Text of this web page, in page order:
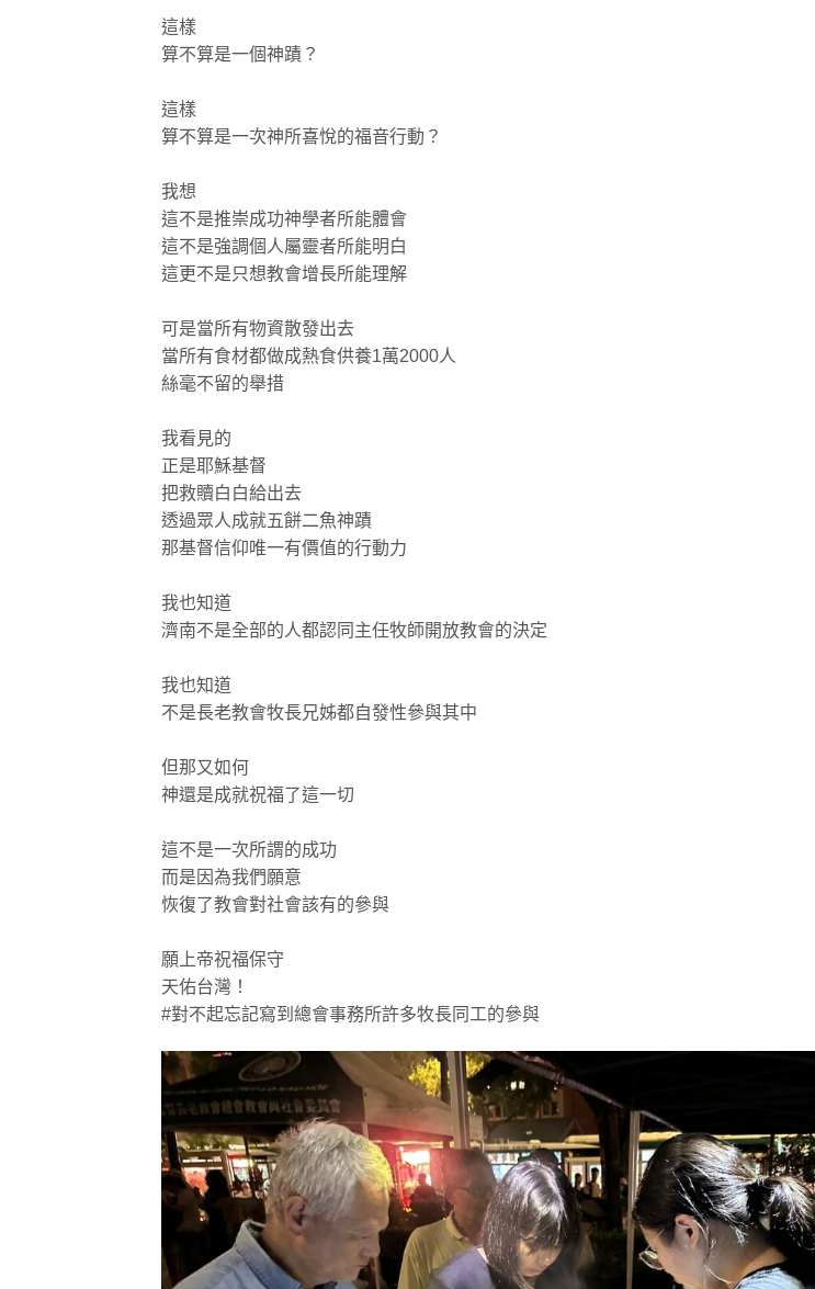
這樣
算不算是一個神蹟？
這樣
算不算是一次神所喜悅的福音行動？
我想
這不是推崇成功神學者所能體會
這不是強調個人屬靈者所能明白
這更不是只想教會增長所能理解
可是當所有物資散發出去
當所有食材都做成熱食供養1萬2000人
絲毫不留的舉措
我看見的
正是耶穌基督
把救贖白白給出去
透過眾人成就五餅二魚神蹟
那基督信仰唯一有價值的行動力
我也知道
濟南不是全部的人都認同主任牧師開放教會的決定
我也知道
不是長老教會牧長兄姊都自發性參與其中
但那又如何
神還是成就祝福了這一切
這不是一次所謂的成功
而是因為我們願意
恢復了教會對社會該有的參與
願上帝祝福保守
天佑台灣！
#對不起忘記寫到總會事務所許多牧長同工的參與